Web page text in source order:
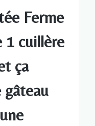
Ferme
1 cuillère
ça
gâteau